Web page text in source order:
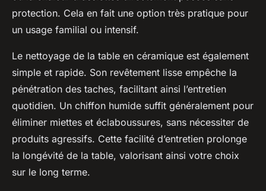
protection. Cela en fait une option très pratique pour
un usage familial ou intensif.
Le nettoyage de la table en céramique est également
simple et rapide. Son revêtement lisse empêche la
pénétration des taches, facilitant ainsi l’entretien
quotidien. Un chiffon humide suffit généralement pour
éliminer miettes et éclaboussures, sans nécessiter de
produits agressifs. Cette facilité d’entretien prolonge
la longévité de la table, valorisant ainsi votre choix
sur le long terme.